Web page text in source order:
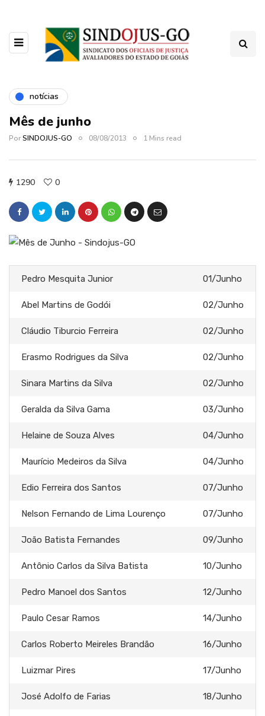
notícias
Mês de junho
PorSINDOJUS-GO 08/08/2013 1 Mins read
1290 0
Pedro Mesquita Junior 01/Junho
Abel Martins de Godói 02/Junho
Cláudio Tiburcio Ferreira 02/Junho
Erasmo Rodrigues da Silva 02/Junho
Sinara Martins da Silva 02/Junho
Geralda da Silva Gama 03/Junho
Helaine de Souza Alves 04/Junho
Maurício Medeiros da Silva 04/Junho
Edio Ferreira dos Santos 07/Junho
Nelson Fernando de Lima Lourenço 07/Junho
João Batista Fernandes 09/Junho
Antônio Carlos da Silva Batista 10/Junho
Pedro Manoel dos Santos 12/Junho
Paulo Cesar Ramos 14/Junho
Carlos Roberto Meireles Brandão 16/Junho
Luizmar Pires 17/Junho
José Adolfo de Farias 18/Junho